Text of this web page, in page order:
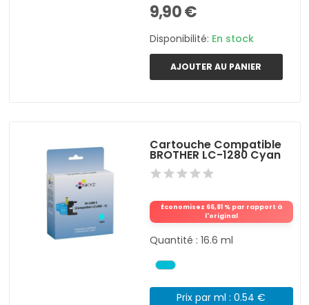
9,90 €
Disponibilité: En stock
AJOUTER AU PANIER
Cartouche Compatible
BROTHER LC-1280 Cyan
Économisez 66,81 % par rapport à
l'original
Quantité : 16.6 ml
Prix par ml : 0.54 €